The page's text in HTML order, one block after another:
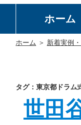
ホーム
ホーム ＞ 新着実例
タグ：東京都ドラム
世田